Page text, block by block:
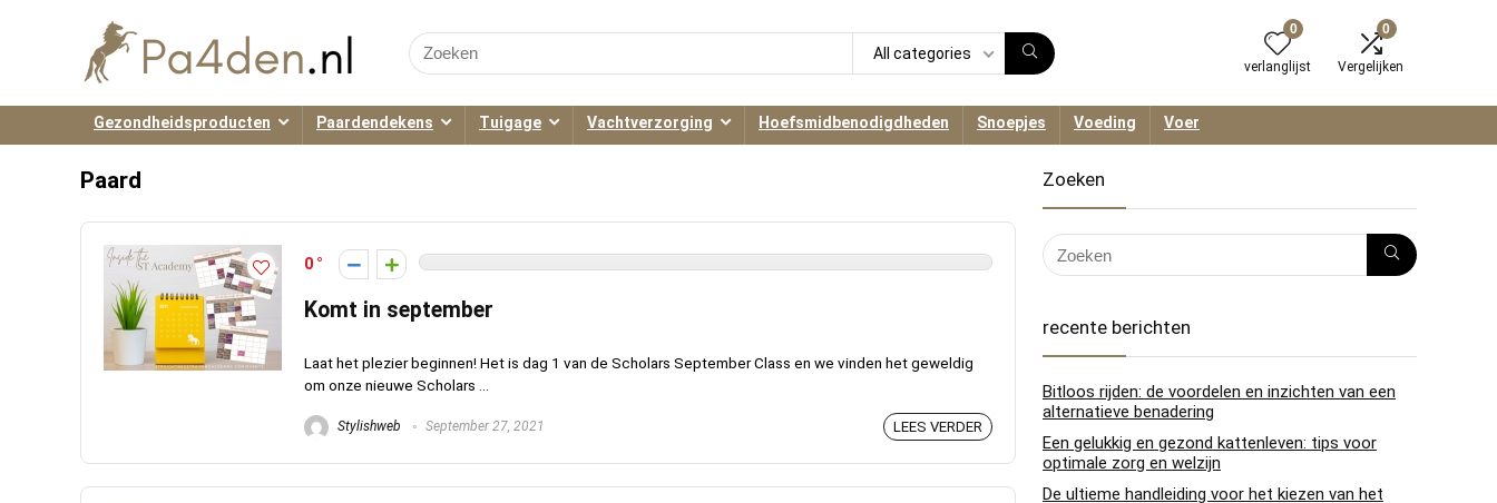
Search
for:
All categories
0
verlanglijst
0
Vergelijken
Gezondheidsproducten Paardendekens Tuigage Vachtverzorging Hoefsmidbenodigdheden Snoepjes Voeding Voer
Paard
0
Komt in september
Laat het plezier beginnen! Het is dag 1 van de Scholars September Class en we vinden het geweldig
om onze nieuwe Scholars ...
Stylishweb September 27, 2021 LEES VERDER
Zoeken
recente berichten
Bitloos rijden: de voordelen en inzichten van een
alternatieve benadering
Een gelukkig en gezond kattenleven: tips voor
optimale zorg en welzijn
De ultieme handleiding voor het kiezen van het